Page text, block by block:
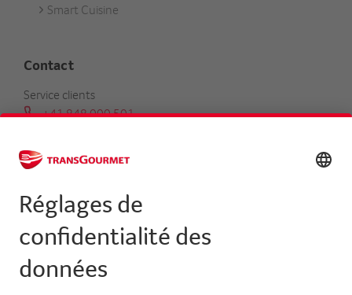
Smart Cuisine
Contact
Service clients
+41 848 000 501
Trouver un conseiller clientèle
Centrale
+41 31 858 48 48
info@transgourmet.ch